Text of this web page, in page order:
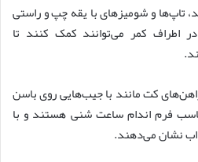
تاپ‌ها و شومیزهای با یقه چپ و راستی
اطراف کمر می‌توانند کمک کنند تا
کت مانند با جیب‌هایی روی باسن
فرم اندام ساعت شنی هستند و با
نشان می‌دهند.